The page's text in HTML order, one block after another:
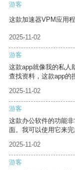
游客
这款加速器VPM应用
2025-11-02
游客
这款app就像我的私人
查找资料，这款app的
2025-11-02
游客
这款办公软件的功能
面。我可以使用它来
2025-11-02
游客